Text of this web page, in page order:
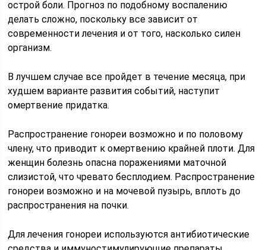
острой боли. Прогноз по подобному воспалению
делать сложно, поскольку все зависит от
современности лечения и от того, насколько силен
организм.
В лучшем случае все пройдет в течение месяца, при
худшем варианте развития событий, наступит
омертвение придатка.
Распространение гонореи возможно и по половому
члену, что приводит к омертвению крайней плоти. Для
женщин болезнь опасна поражениями маточной
слизистой, что чревато бесплодием. Распространение
гонореи возможно и на мочевой пузырь, вплоть до
распространения на почки.
Для лечения гонореи используются антибиотические